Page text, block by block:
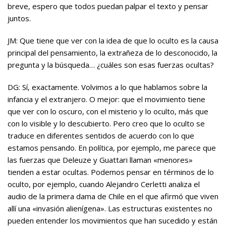
breve, espero que todos puedan palpar el texto y pensar
juntos.
JM: Que tiene que ver con la idea de que lo oculto es la causa
principal del pensamiento, la extrañeza de lo desconocido, la
pregunta y la búsqueda… ¿cuáles son esas fuerzas ocultas?
DG: Sí, exactamente. Volvimos a lo que hablamos sobre la
infancia y el extranjero. O mejor: que el movimiento tiene
que ver con lo oscuro, con el misterio y lo oculto, más que
con lo visible y lo descubierto. Pero creo que lo oculto se
traduce en diferentes sentidos de acuerdo con lo que
estamos pensando. En política, por ejemplo, me parece que
las fuerzas que Deleuze y Guattari llaman «menores»
tienden a estar ocultas. Podemos pensar en términos de lo
oculto, por ejemplo, cuando Alejandro Cerletti analiza el
audio de la primera dama de Chile en el que afirmó que viven
allí una «invasión alienígena». Las estructuras existentes no
pueden entender los movimientos que han sucedido y están